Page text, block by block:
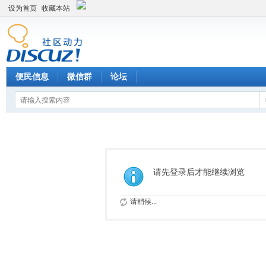
设为首页 收藏本站
便民信息 微信群 论坛
请先登录后才能继续浏览
请稍候...